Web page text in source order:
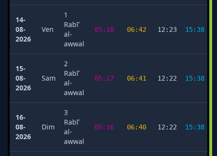
14-
08-
2026
Ven
1
Rabīʿ
al-
awwal
05:18 06:42 12:23 15:38
15-
08-
2026
Sam
2
Rabīʿ
al-
awwal
05:17 06:41 12:22 15:38
16-
08-
2026
Dim
3
Rabīʿ
al-
awwal
05:16 06:40 12:22 15:38